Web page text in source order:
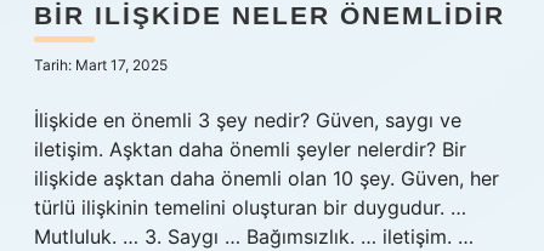
Hakkımızda
BIR ILIŞKIDE NELER ÖNEMLIDIR
Tarih: Mart 17, 2025
İlişkide en önemli 3 şey nedir? Güven, saygı ve
iletişim. Aşktan daha önemli şeyler nelerdir? Bir
ilişkide aşktan daha önemli olan 10 şey. Güven, her
türlü ilişkinin temelini oluşturan bir duygudur. …
Mutluluk. … 3. Saygı … Bağımsızlık. … iletişim. …